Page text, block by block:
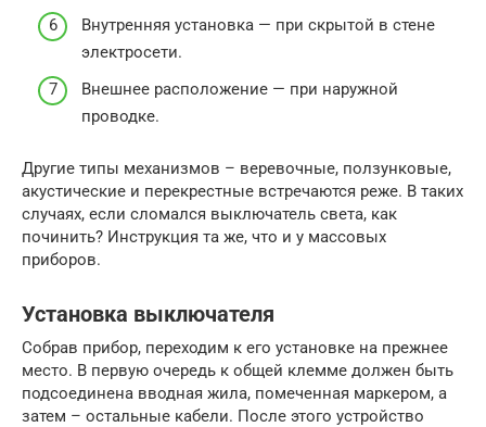
Внутренняя установка — при скрытой в стене
электросети.
Внешнее расположение — при наружной
проводке.
Другие типы механизмов – веревочные, ползунковые,
акустические и перекрестные встречаются реже. В таких
случаях, если сломался выключатель света, как
починить? Инструкция та же, что и у массовых
приборов.
Установка выключателя
Собрав прибор, переходим к его установке на прежнее
место. В первую очередь к общей клемме должен быть
подсоединена вводная жила, помеченная маркером, а
затем – остальные кабели. После этого устройство